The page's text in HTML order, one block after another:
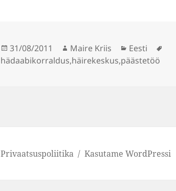
Postitatud
31/08/2011 Autor
Maire Kriis Rubriigid
Eesti
hädaabikorraldus,häirekeskus,päästetöö
Privaatsuspoliitika Kasutame WordPressi